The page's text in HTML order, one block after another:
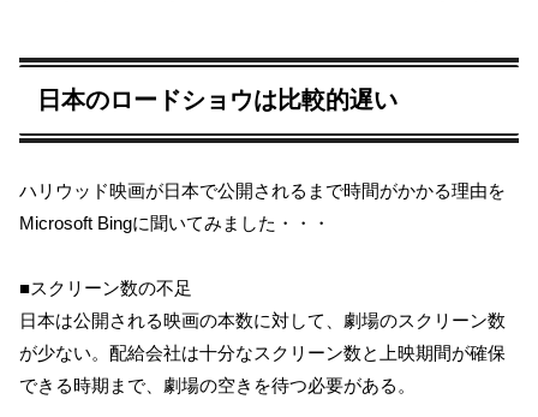
日本のロードショウは比較的遅い
ハリウッド映画が日本で公開されるまで時間がかかる理由を
Microsoft Bingに聞いてみました・・・
■スクリーン数の不足
日本は公開される映画の本数に対して、劇場のスクリーン数
が少ない。配給会社は十分なスクリーン数と上映期間が確保
できる時期まで、劇場の空きを待つ必要がある。